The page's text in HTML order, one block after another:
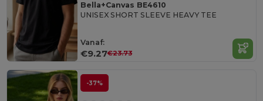
Bella+Canvas BE4610
UNISEX SHORT SLEEVE HEAVY TEE
Vanaf:
€9.27€23.73
-37%